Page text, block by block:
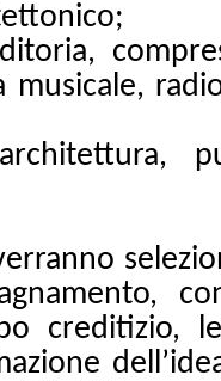
creditizio,